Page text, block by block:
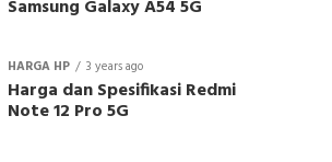
Samsung Galaxy A54 5G
HARGA HP 3 years ago
Harga dan Spesifikasi Redmi
Note 12 Pro 5G